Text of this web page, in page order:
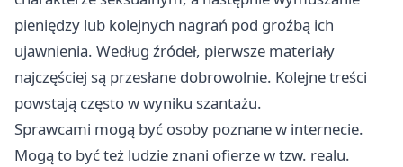
pieniędzy lub kolejnych nagrań pod groźbą ich
ujawnienia. Według źródeł, pierwsze materiały
najczęściej są przesłane dobrowolnie. Kolejne treści
powstają często w wyniku szantażu.
Sprawcami mogą być osoby poznane w internecie.
Mogą to być też ludzie znani ofierze w tzw. realu.